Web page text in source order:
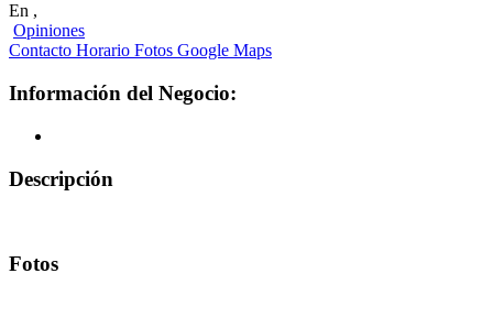
En ,
Opiniones
Contacto Horario Fotos Google Maps
Información del Negocio:
Descripción
Fotos